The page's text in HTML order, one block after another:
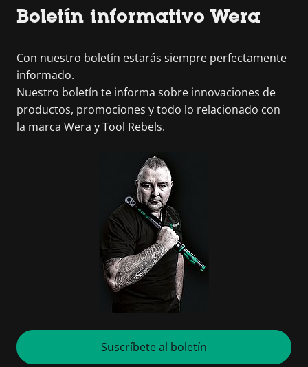
Boletín informativo Wera
Con nuestro boletín estarás siempre perfectamente
informado.
Nuestro boletín te informa sobre innovaciones de
productos, promociones y todo lo relacionado con
la marca Wera y Tool Rebels.
Suscríbete al boletín